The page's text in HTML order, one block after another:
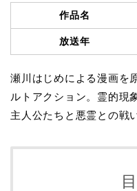
作品名
放送年
瀬川はじめによる漫画を
ルトアクション。霊的現
主人公たちと悪霊との戦